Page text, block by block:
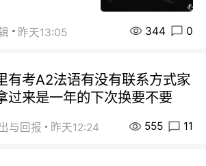
昨天13:05 344 0
有考A2法语有没有联系方式家
过来是一年的下次换要不要
与回报 昨天12:24 555 11